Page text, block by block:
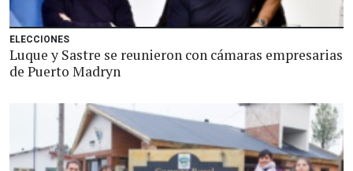
ELECCIONES
Luque y Sastre se reunieron con cámaras empresarias
de Puerto Madryn